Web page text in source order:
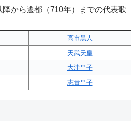
から遷都（710年）までの代表歌
高市黒人
天武天皇
大津皇子
志貴皇子